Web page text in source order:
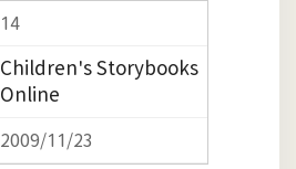
14
Children's Storybooks
Online
2009/11/23